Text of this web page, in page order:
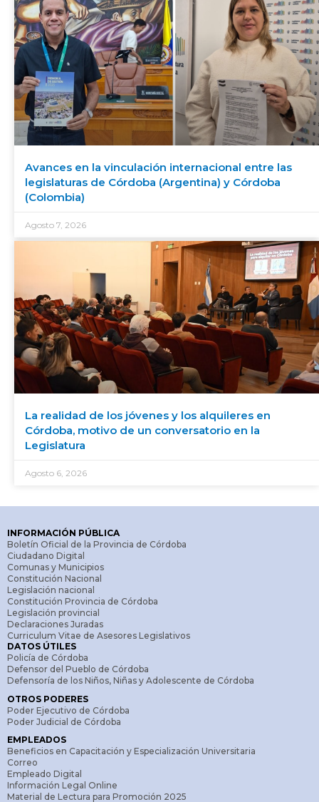
Avances en la vinculación internacional entre las
legislaturas de Córdoba (Argentina) y Córdoba
(Colombia)
Agosto 7, 2026
La realidad de los jóvenes y los alquileres en
Córdoba, motivo de un conversatorio en la
Legislatura
Agosto 6, 2026
INFORMACIÓN PÚBLICA
Boletín Oficial de la Provincia de Córdoba
Ciudadano Digital
Comunas y Municipios
Constitución Nacional
Legislación nacional
Constitución Provincia de Córdoba
Legislación provincial
Declaraciones Juradas
Curriculum Vitae de Asesores Legislativos
DATOS ÚTILES
Policía de Córdoba
Defensor del Pueblo de Córdoba
Defensoría de los Niños, Niñas y Adolescente de Córdoba
OTROS PODERES
Poder Ejecutivo de Córdoba
Poder Judicial de Córdoba
EMPLEADOS
Beneficios en Capacitación y Especialización Universitaria
Correo
Empleado Digital
Información Legal Online
Material de Lectura para Promoción 2025